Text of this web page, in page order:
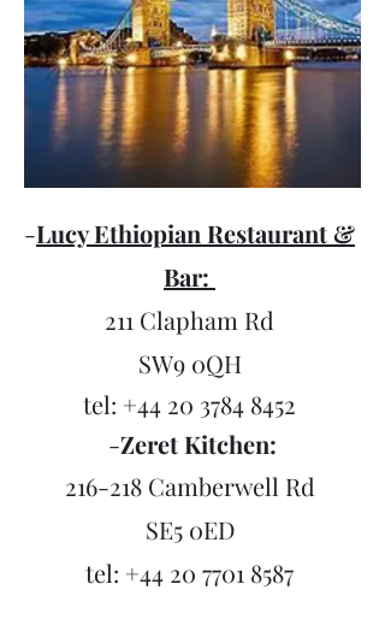
-Lucy Ethiopian Restaurant &
Bar:
211 Clapham Rd
SW9 0QH
tel: +44 20 3784 8452
-Zeret Kitchen:
216-218 Camberwell Rd
SE5 0ED
tel: +44 20 7701 8587